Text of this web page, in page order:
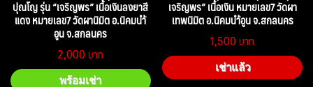
ปุณโญ รุ่น “เจริญพร” เนื้อเงินลงยาสี
แดง หมายเลข7 วัดผานิมิต อ.นิคมนำ้
อูน จ.สกลนคร
2,000
พร้อมเช่า
เจริญพร” เนื้อเงิน หมายเลข7 วัดผา
เทพนิมิต อ.นิคมนำ้อูน จ.สกลนคร
1,500
เช่าแล้ว